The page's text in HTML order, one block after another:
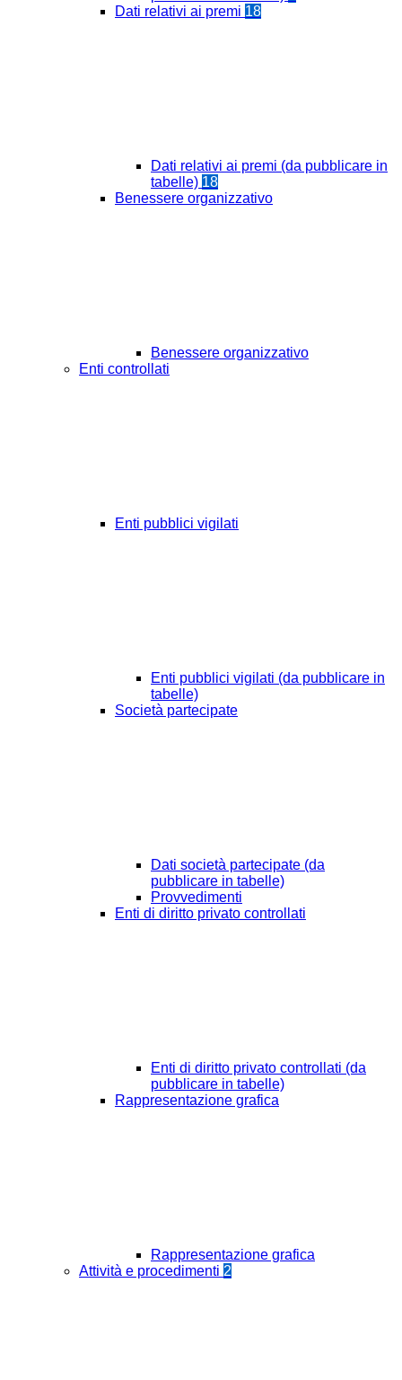
Dati relativi ai premi 18
Dati relativi ai premi (da pubblicare in
tabelle) 18
Benessere organizzativo
Benessere organizzativo
Enti controllati
Enti pubblici vigilati
Enti pubblici vigilati (da pubblicare in
tabelle)
Società partecipate
Dati società partecipate (da
pubblicare in tabelle)
Provvedimenti
Enti di diritto privato controllati
Enti di diritto privato controllati (da
pubblicare in tabelle)
Rappresentazione grafica
Rappresentazione grafica
Attività e procedimenti 2